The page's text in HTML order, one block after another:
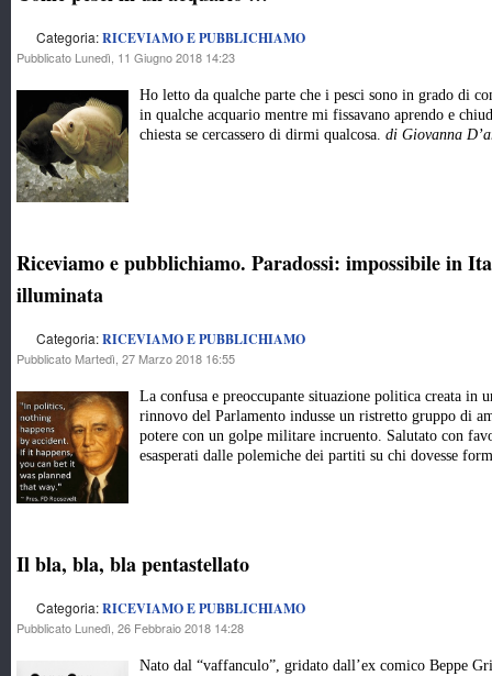
Categoria:RICEVIAMO E PUBBLICHIAMO
Pubblicato Lunedì, 11 Giugno 2018 14:23
Ho letto da qualche parte che i pesci sono in grado di
in qualche acquario mentre mi fissavano aprendo e
chiesta se cercassero di dirmi qualcosa. di Giovanna
Riceviamo e pubblichiamo. Paradossi: impossibile in
illuminata
Categoria:RICEVIAMO E PUBBLICHIAMO
Pubblicato Martedì, 27 Marzo 2018 16:55
La confusa e preoccupante situazione politica creata in
rinnovo del Parlamento indusse un ristretto gruppo di
potere con un golpe militare incruento. Salutato con
esasperati dalle polemiche dei partiti su chi dovesse
Il bla, bla, bla pentastellato
Categoria:RICEVIAMO E PUBBLICHIAMO
Pubblicato Lunedì, 26 Febbraio 2018 14:28
Nato dal “vaffanculo”, gridato dall’ex comico Beppe